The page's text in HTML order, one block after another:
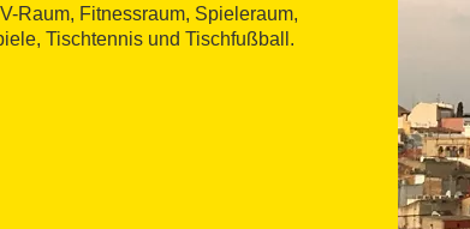
Raum, Fitnessraum, Spieleraum,
Tischtennis und Tischfußball.